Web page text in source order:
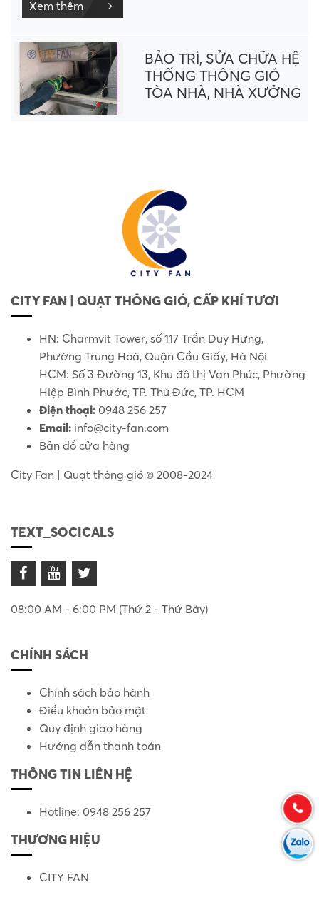
Xem thêm
BẢO TRÌ, SỬA CHỮA HỆ
THỐNG THÔNG GIÓ
TÒA NHÀ, NHÀ XƯỞNG
CITY FAN | QUẠT THÔNG GIÓ, CẤP KHÍ TƯƠI
HN: Charmvit Tower, số 117 Trần Duy Hưng,
Phường Trung Hoà, Quận Cầu Giấy, Hà Nội
HCM: Số 3 Đường 13, Khu đô thị Vạn Phúc, Phường
Hiệp Bình Phước, TP. Thủ Đức, TP. HCM
Điện thoại: 0948 256 257
Email: info@city-fan.com
Bản đồ cửa hàng
City Fan | Quạt thông gió © 2008-2024
TEXT_SOCICALS
08:00 AM - 6:00 PM (Thứ 2 - Thứ Bảy)
CHÍNH SÁCH
Chính sách bảo hành
Điều khoản bảo mật
Quy định giao hàng
Hướng dẫn thanh toán
THÔNG TIN LIÊN HỆ
Hotline: 0948 256 257
THƯƠNG HIỆU
CITY FAN